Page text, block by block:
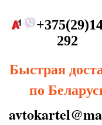
292
Быстрая
по